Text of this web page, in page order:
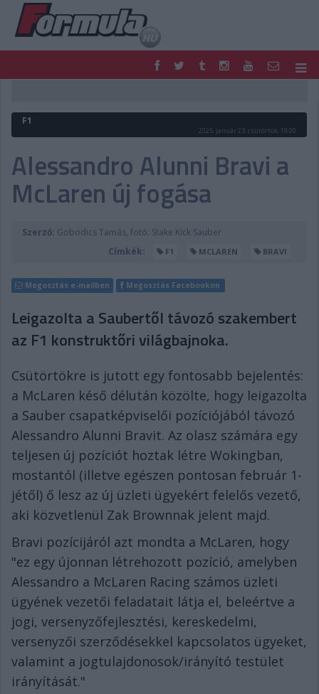
FORMULA
MOTOR
PODCAST
SHOP
LIVE
TIPPJÁTÉK
DIGITÁLIS MAGAZIN
PONTÁLLÁSOK
F1
2025. január 23. csütörtök, 18:00
Alessandro Alunni Bravi a
McLaren új fogása
Szerző: Gobodics Tamás, fotó: Stake Kick Sauber
Címkék:
F1 MCLAREN BRAVI
Megosztás e-mailben Megosztás Facebookon
Leigazolta a Saubertől távozó szakembert
az F1 konstruktőri világbajnoka.
Csütörtökre is jutott egy fontosabb bejelentés:
a McLaren késő délután közölte, hogy leigazolta
a Sauber csapatképviselői pozíciójából távozó
Alessandro Alunni Bravit. Az olasz számára egy
teljesen új pozíciót hoztak létre Wokingban,
mostantól (illetve egészen pontosan február 1-
jétől) ő lesz az új üzleti ügyekért felelős vezető,
aki közvetlenül Zak Brownnak jelent majd.
Bravi pozícijáról azt mondta a McLaren, hogy
"ez egy újonnan létrehozott pozíció, amelyben
Alessandro a McLaren Racing számos üzleti
ügyének vezetői feladatait látja el, beleértve a
jogi, versenyzőfejlesztési, kereskedelmi,
versenyzői szerződésekkel kapcsolatos ügyeket,
valamint a jogtulajdonosok/irányító testület
irányítását."